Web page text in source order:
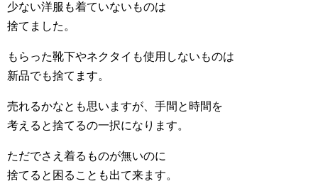
少ない洋服も着ていないものは
捨てました。
もらった靴下やネクタイも使用しないものは
新品でも捨てます。
売れるかなとも思いますが、手間と時間を
考えると捨てるの一択になります。
ただでさえ着るものが無いのに
捨てると困ることも出て来ます。